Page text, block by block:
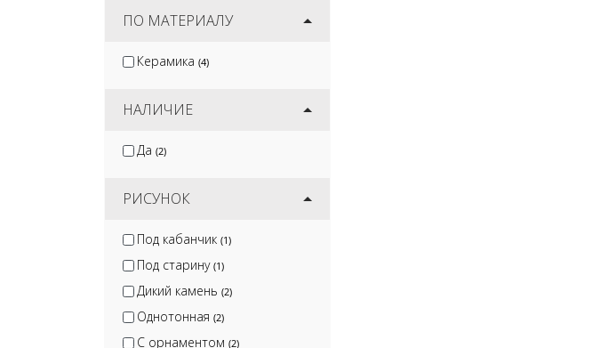
ПО МАТЕРИАЛУ
Керамика (4)
НАЛИЧИЕ
Да (2)
РИСУНОК
Под кабанчик (1)
Под старину (1)
Дикий камень (2)
Однотонная (2)
С орнаментом (2)